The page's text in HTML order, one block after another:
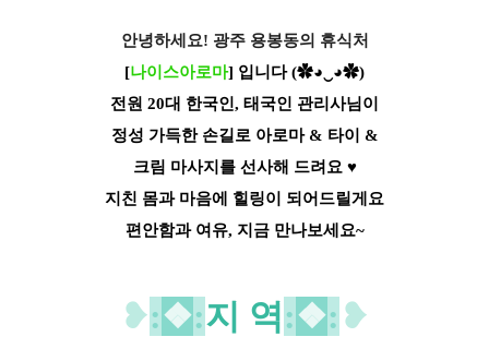
안녕하세요! 광주 용봉동의 휴식처
[나이스아로마] 입니다 (✿◕‿◕✿)
전원 20대 한국인, 태국인 관리사님이
정성 가득한 손길로 아로마 & 타이 &
크림 마사지를 선사해 드려요 ♥
지친 몸과 마음에 힐링이 되어드릴게요
편안함과 여유, 지금 만나보세요~
❥:❖:지 역:❖: ❥